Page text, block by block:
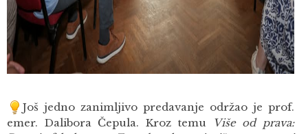
Još jedno zanimljivo predavanje održao je prof.
emer. Dalibora Čepula. Kroz temu
Više od prava: